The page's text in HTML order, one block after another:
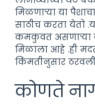
मिळणाऱ्या या
साठीच करता येतो
कमकुवत असणाऱ्या
मिळाला आहे .ही
किंमतीनुसार
कोणते